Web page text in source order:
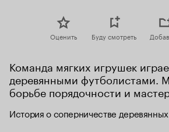
Оценить Буду смотреть
Команда мягких игрушек
деревянными футболистами.
борьбе порядочности и
История о соперничестве